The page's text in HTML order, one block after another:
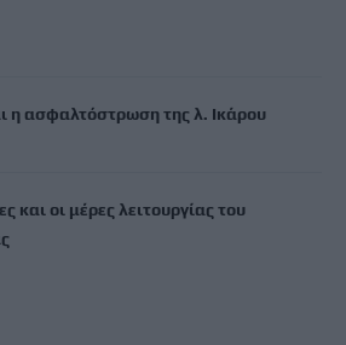
η ασφαλτόστρωση της λ. Ικάρου
και οι μέρες λειτουργίας του